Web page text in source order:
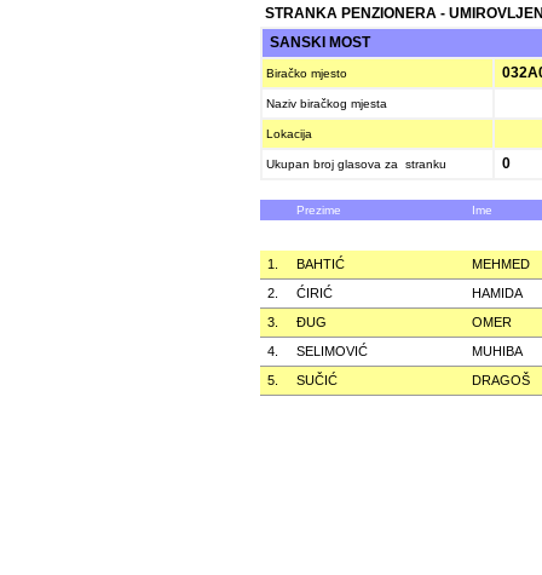
STRANKA PENZIONERA -
SANSKI MOST
Biračko mjesto
Naziv biračkog mjesta
Lokacija
Ukupan broj glasova za stranku 0
Prezime Ime
1. BAHTIĆ
MEHMED
2.
ĆIRIĆ
HAMIDA
3.
ÐUG
OMER
4.
SELIMOVIĆ
MUHIBA
5.
SUČIĆ DRAGOŠ